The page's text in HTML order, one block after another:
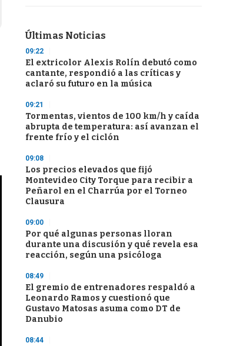
Últimas Noticias
09:22
El extricolor Alexis Rolín debutó como
cantante, respondió a las críticas y
aclaró su futuro en la música
09:21
Tormentas, vientos de 100 km/h y caída
abrupta de temperatura: así avanzan el
frente frío y el ciclón
09:08
Los precios elevados que fijó
Montevideo City Torque para recibir a
Peñarol en el Charrúa por el Torneo
Clausura
09:00
Por qué algunas personas lloran
durante una discusión y qué revela esa
reacción, según una psicóloga
08:49
El gremio de entrenadores respaldó a
Leonardo Ramos y cuestionó que
Gustavo Matosas asuma como DT de
Danubio
08:44